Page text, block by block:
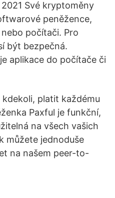
Své kryptoměny
peněžence,
počítači. Pro
být bezpečná.
aplikace do počítače či
platit každému
Paxful je funkční,
na všech vašich
můžete jednoduše
na našem peer-to-